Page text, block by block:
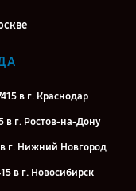
в г. Краснодар
в г. Ростов-на-Дону
в г. Нижний Новгород
в г. Новосибирск